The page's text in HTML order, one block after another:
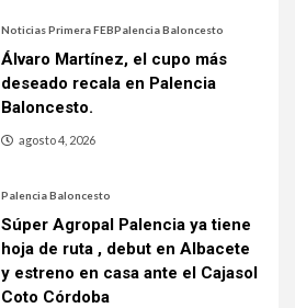
Noticias Primera FEBPalencia Baloncesto
Álvaro Martínez, el cupo más
deseado recala en Palencia
Baloncesto.
agosto 4, 2026
Palencia Baloncesto
Súper Agropal Palencia ya tiene
hoja de ruta , debut en Albacete
y estreno en casa ante el Cajasol
Coto Córdoba